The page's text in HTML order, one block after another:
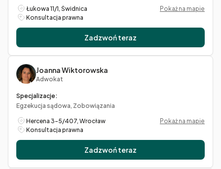
Łukowa 11/1, Świdnica
Pokaż na mapie
Konsultacja prawna
Zadzwoń teraz
Joanna Wiktorowska
Adwokat
Specjalizacje:
Egzekucja sądowa, Zobowiązania
Hercena 3-5/407, Wrocław
Pokaż na mapie
Konsultacja prawna
Zadzwoń teraz